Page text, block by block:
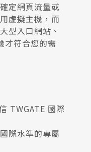
定網頁流量或
虛擬主機，而
型入口網站、
才符合您的需
TWGATE 國際
際水準的專屬